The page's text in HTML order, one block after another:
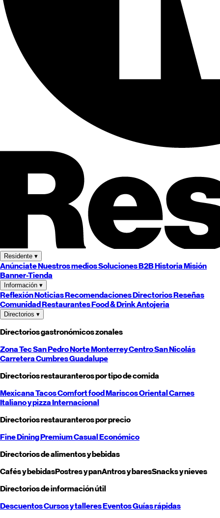
Residente ▾
AnúnciateNuestros mediosSoluciones B2BHistoriaMisión
Banner-Tienda
Información ▾
ReflexiónNoticiasRecomendacionesDirectoriosReseñas
ComunidadRestaurantesFood & DrinkAntojeria
Directorios ▾
Directorios gastronómicos zonales
Zona TecSan PedroNorteMonterreyCentroSan Nicolás
CarreteraCumbresGuadalupe
Directorios restauranteros por tipo de comida
MexicanaTacosComfort foodMariscosOrientalCarnes
Italiano y pizzaInternacional
Directorios restauranteros por precio
Fine DiningPremiumCasualEconómico
Directorios de alimentos y bebidas
Cafés y bebidasPostres y panAntros y baresSnacks y nieves
Directorios de información útil
DescuentosCursos y talleresEventosGuías rápidas